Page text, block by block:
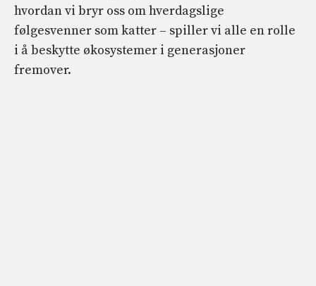
hvordan vi bryr oss om hverdagslige
følgesvenner som katter – spiller vi alle en rolle
i å beskytte økosystemer i generasjoner
fremover.